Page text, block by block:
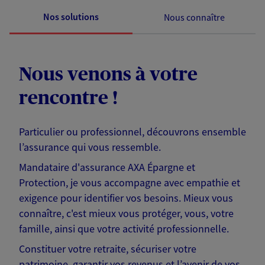
Nos solutions Nous connaître
Nous venons à votre
rencontre !
Particulier ou professionnel, découvrons ensemble
l’assurance qui vous ressemble.
Mandataire d'assurance AXA Épargne et
Protection, je vous accompagne avec empathie et
exigence pour identifier vos besoins. Mieux vous
connaître, c'est mieux vous protéger, vous, votre
famille, ainsi que votre activité professionnelle.
Constituer votre retraite, sécuriser votre